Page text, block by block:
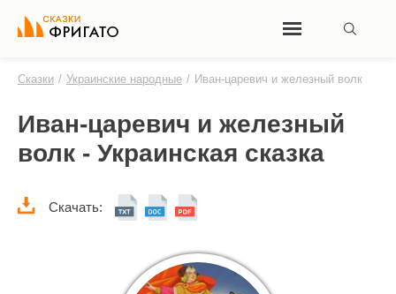
Сказки / Украинские народные / Иван-царевич и железный волк
Иван-царевич и железный
волк - Украинская сказка
Скачать: